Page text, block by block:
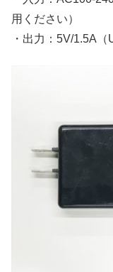
用ください）
・出力：5V/1.5A（